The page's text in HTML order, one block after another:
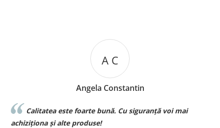
A C
Angela Constantin
Calitatea este foarte bună. Cu siguranță voi mai
achiziționa și alte produse!